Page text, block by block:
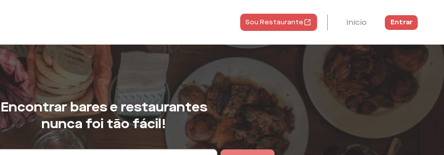
Sou Restaurante Início Entrar
Encontrar bares e restaurantes
nunca foi tão fácil!